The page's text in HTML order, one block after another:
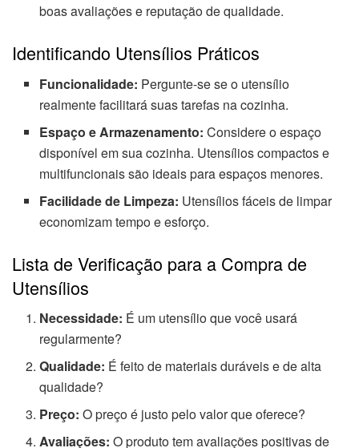
boas avaliações e reputação de qualidade.
Identificando Utensílios Práticos
Funcionalidade: Pergunte-se se o utensílio
realmente facilitará suas tarefas na cozinha.
Espaço e Armazenamento: Considere o espaço
disponível em sua cozinha. Utensílios compactos e
multifuncionais são ideais para espaços menores.
Facilidade de Limpeza: Utensílios fáceis de limpar
economizam tempo e esforço.
Lista de Verificação para a Compra de
Utensílios
Necessidade: É um utensílio que você usará
regularmente?
Qualidade: É feito de materiais duráveis e de alta
qualidade?
Preço: O preço é justo pelo valor que oferece?
Avaliações: O produto tem avaliações positivas de